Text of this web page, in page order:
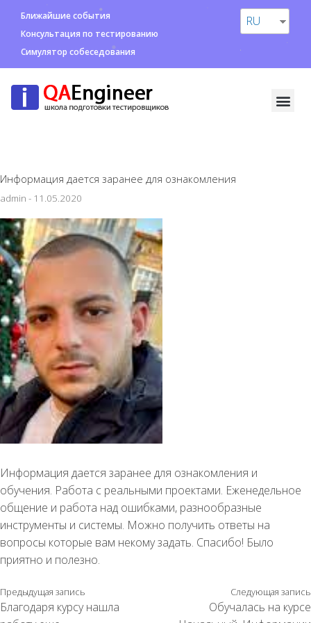
Ближайшие события
Консультация по тестированию
Симулятор собеседования
RU
Информация дается заранее для ознакомления
admin - 11.05.2020
Информация дается заранее для ознакомления и
обучения. Работа с реальными проектами. Еженедельное
общение и работа над ошибками, разнообразные
инструменты и системы. Можно получить ответы на
вопросы которые вам некому задать. Спасибо! Было
приятно и полезно.
Предыдущая запись
Благодаря курсу нашла
Следующая запись
Обучалась на курсе